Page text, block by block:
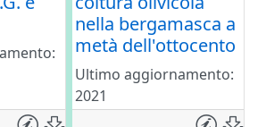
nella bergamasca a
metà dell'ottocento
Ultimo aggiornamento:
2021